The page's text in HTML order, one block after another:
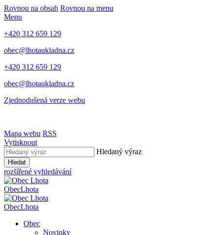
Rovnou na obsah Rovnou na menu
Menu
+420 312 659 129
obec@lhotaukladna.cz
+420 312 659 129
obec@lhotaukladna.cz
Zjednodušená verze webu
Mapa webu RSS
Vytisknout
Hledaný výraz
Hledat
rozšířené vyhledávání
ObecLhota
ObecLhota
Obec
Novinky